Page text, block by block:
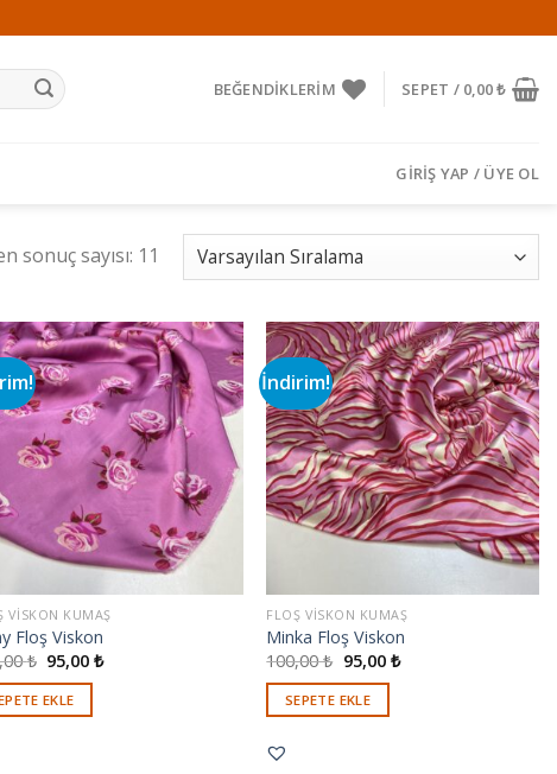
BEĞENDIKLERIM SEPET / 0,00₺
GIRIŞ YAP / ÜYE OL
sonuç sayısı: 11
VISKON KUMAŞ
Floş Viskon
₺ 95,00₺
EKLE
İndirim!
FLOŞ VISKON KUMAŞ
Minka Floş Viskon
100,00₺ 95,00 ₺
SEPETE EKLE